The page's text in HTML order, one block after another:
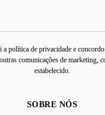
a política de privacidade e
comunicações de marketing,
estabelecido.
SOBRE NÓS